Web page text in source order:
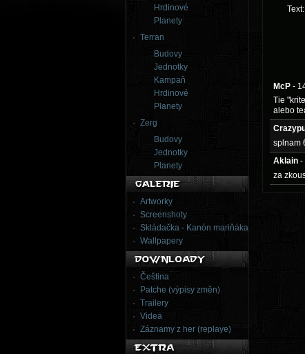
Hrdinové
Planety
Terran
Budovy
Jednotky
Kampaň
Hrdinové
Planety
Zerg
Budovy
Jednotky
Planety
Artworky
Screenshoty
Skládačka - Kanón mariňáka
Wallpapery
Čeština
Patche (výpisy změn)
Trailery
Videa
Záznamy z her (replaye)
Text:
McP -
Tie
alebo
splnam
Aklain -
za